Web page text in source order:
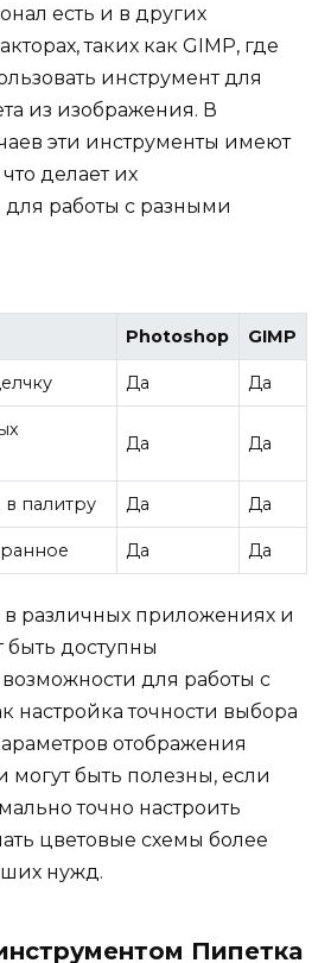
есть и в других
таких как GIMP, где
инструмент для
из изображения. В
эти инструменты имеют
делает их
работы с разными
Photoshop GIMP
Да Да
Да Да
палитру Да Да
Да Да
в различных приложениях и
быть доступны
для работы с
настройка точности выбора
отображения
могут быть полезны, если
точно настроить
цветовые схемы более
нужд.
Пипетка